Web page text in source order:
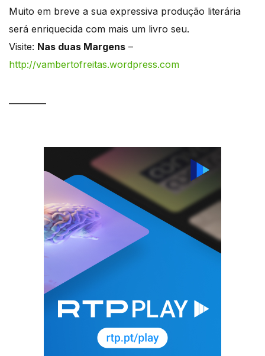
Muito em breve a sua expressiva produção literária
será enriquecida com mais um livro seu.
Visite: Nas duas Margens –
http://vambertofreitas.wordpress.com